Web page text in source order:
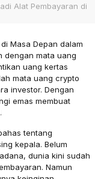
Alat Pembayaran di
Masa Depan dalam
dengan mata uang
uang kertas
mata uang crypto
investor. Dengan
emas membuat
tentang
kepala. Belum
dunia kini sudah
Namun